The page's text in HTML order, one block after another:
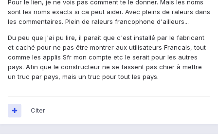
Pour le lien, je ne vois pas comment te le donner. Mais les noms
sont les noms exacts si ca peut aider. Avec pleins de raleurs dans
les commentaires. Plein de raleurs francophone d'ailleurs...
Du peu que j'ai pu lire, il parait que c'est installé par le fabricant
et caché pour ne pas être montrer aux utilisateurs Francais, tout
comme les applis Sfr mon compte etc le serait pour les autres
pays. Afin que le constructeur ne se fassent pas chier à mettre
un truc par pays, mais un truc pour tout les pays.
Citer